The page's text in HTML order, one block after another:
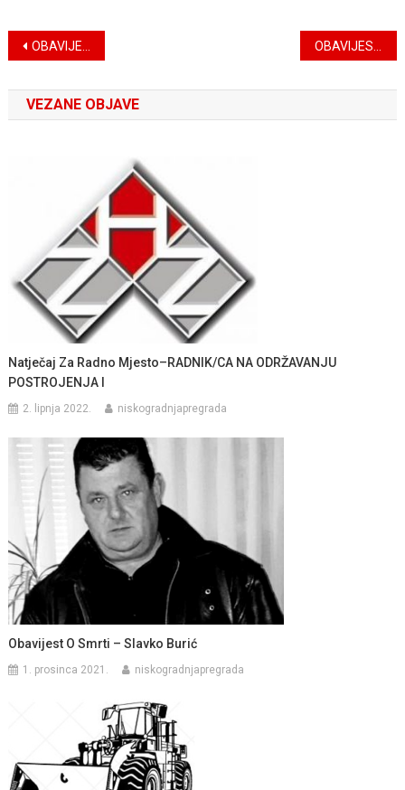
Navigacija
objava
OBAVIJEST O RADU ZA USKRSNE BLAGDANE
VEZANE OBJAVE
Natječaj Za Radno Mjesto–RADNIK/CA NA ODRŽAVANJU
POSTROJENJA I
2. lipnja 2022. niskogradnjapregrada
Obavijest O Smrti – Slavko Burić
1. prosinca 2021. niskogradnjapregrada